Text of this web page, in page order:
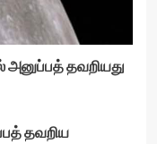
அனுப்பத் தவறியது
தவறிய